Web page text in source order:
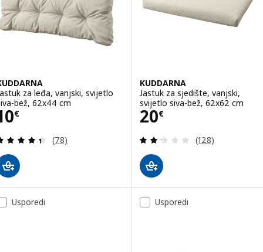
za leđa, vanjski, svijetlo
bež, 62x44 cm
€ 10€
Revizija: 4.4 od 5 zvjezdica. Ukupno recenzija:
(78)
KUDDARNA
Jastuk za sjedište, vanjski,
svijetlo siva-bež, 62x62 cm
20€
Cijena 20€
Revizija: 2.2
(128)
Usporedi Usporedi